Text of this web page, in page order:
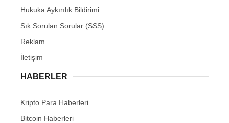
Hukuka Aykırılık Bildirimi
Sık Sorulan Sorular (SSS)
Reklam
İletişim
HABERLER
Kripto Para Haberleri
Bitcoin Haberleri